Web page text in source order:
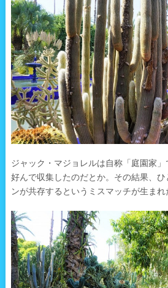
ジャック・マジョレルは自称「庭園家
好んで収集したのだとか。その結果、
ンが共存するというミスマッチが生まれ